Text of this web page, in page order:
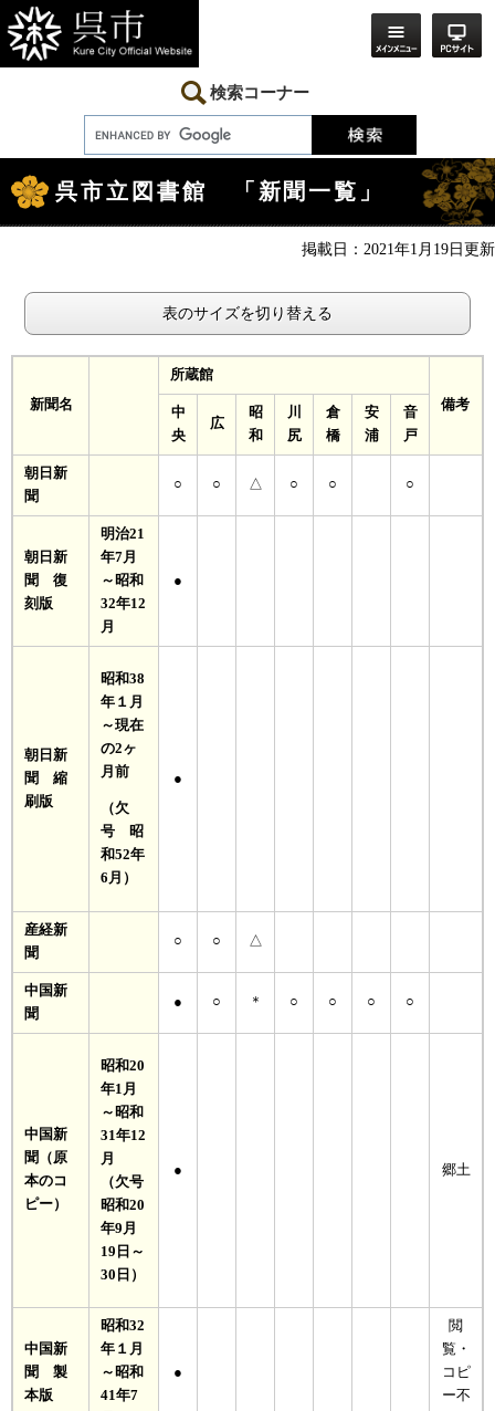
ー
ジ
の
ニ
ュ
ー
本
へ
検索コーナー
文
呉市立図書館 「新聞一覧」
掲載日：2021年1月19日更新
表のサイズを切り替える
新聞名
所蔵館
備考
中
央
広
昭
和
川
尻
倉
橋
安
浦
音
戸
朝日新
聞
○ ○ △ ○ ○ ○
朝日新
聞 復
刻版
明治21
年7月
～昭和
32年12
月
●
朝日新
聞 縮
刷版
昭和38
年１月
～現在
の2ヶ
月前
（欠
号 昭
和52年
6月）
●
産経新
聞
○ ○ △
中国新
聞
● ○ ＊ ○ ○ ○ ○
中国新
聞（原
本のコ
ピー）
昭和20
年1月
～昭和
31年12
月
（欠号
昭和20
年9月
19日～
30日）
● 郷土
中国新
聞 製
本版
昭和32
年１月
～昭和
41年7
●
閲
覧・
コピ
ー不